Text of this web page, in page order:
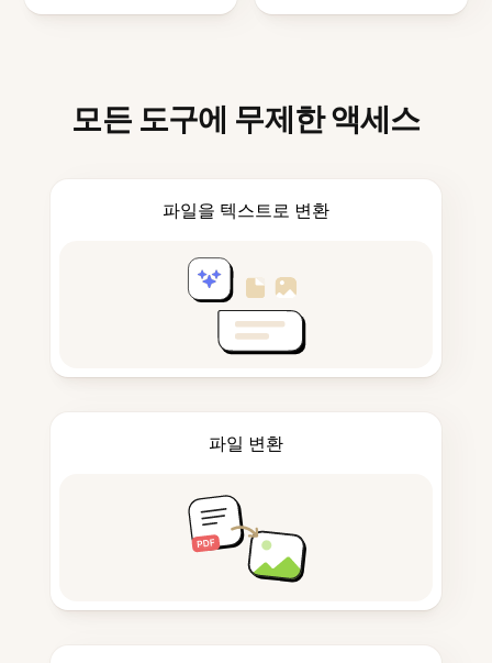
모든 도구에 무제한 액세스
파일을 텍스트로 변환
파일 변환